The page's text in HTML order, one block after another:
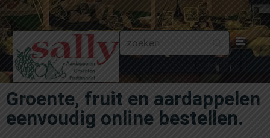
Groente, fruit en aardappelen
eenvoudig online bestellen.